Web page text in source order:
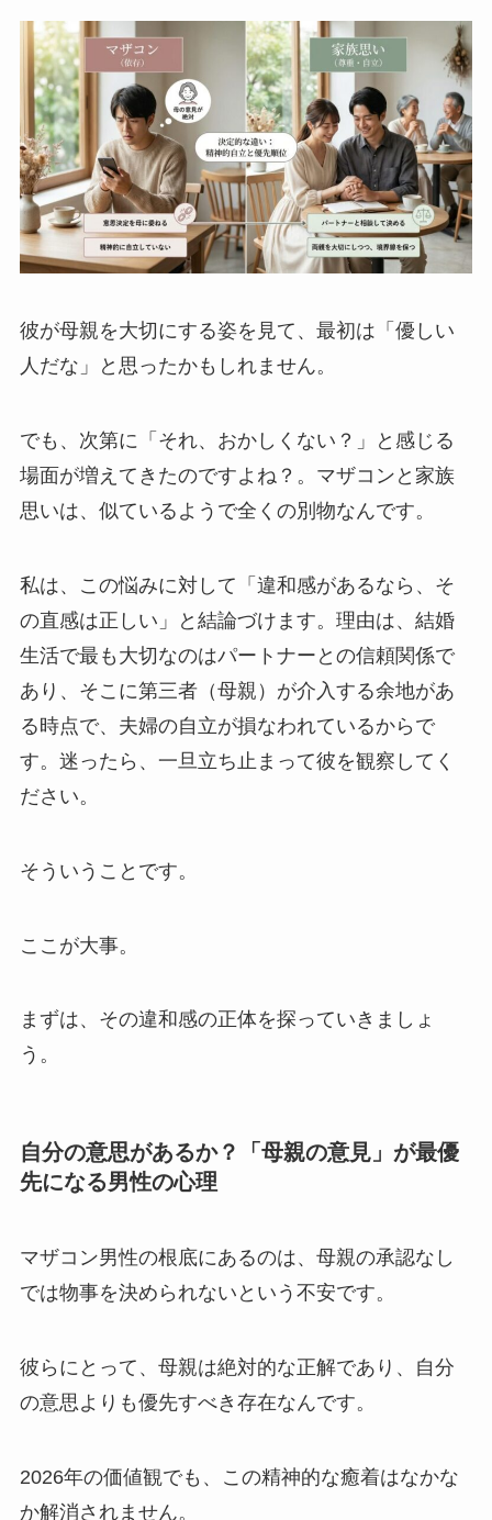
彼が母親を大切にする姿を見て、最初は「優しい
人だな」と思ったかもしれません。
でも、次第に「それ、おかしくない？」と感じる
場面が増えてきたのですよね？。マザコンと家族
思いは、似ているようで全くの別物なんです。
私は、この悩みに対して「違和感があるなら、そ
の直感は正しい」と結論づけます。理由は、結婚
生活で最も大切なのはパートナーとの信頼関係で
あり、そこに第三者（母親）が介入する余地があ
る時点で、夫婦の自立が損なわれているからで
す。迷ったら、一旦立ち止まって彼を観察してく
ださい。
そういうことです。
ここが大事。
まずは、その違和感の正体を探っていきましょ
う。
自分の意思があるか？「母親の意見」が最優
先になる男性の心理
マザコン男性の根底にあるのは、母親の承認なし
では物事を決められないという不安です。
彼らにとって、母親は絶対的な正解であり、自分
の意思よりも優先すべき存在なんです。
2026年の価値観でも、この精神的な癒着はなかな
か解消されません。